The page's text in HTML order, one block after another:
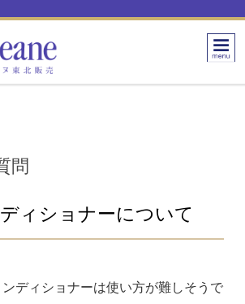
問
ィショナーについて
ディショナーは使い方が難しそうで